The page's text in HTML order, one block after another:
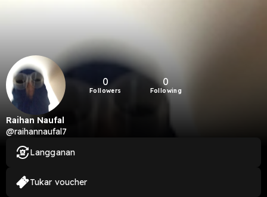
0
Followers
0
Following
Raihan Naufal
@raihannaufal7
Langganan
Tukar voucher